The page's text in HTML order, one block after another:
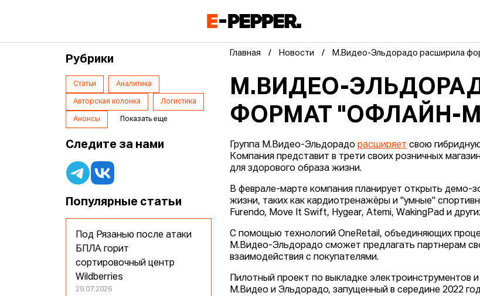
Главная Новости М.Видео-Эльдорадо расширила
М.ВИДЕО-
ФОРМАТ "ОФЛАЙН-
Группа М.Видео-Эльдорадорасширяет свою
Компания представит в трети своих розничных
для здорового образа жизни.
В феврале-марте компания планирует открыть демо-
жизни, таких как кардиотренажёры и "умные"
Furendo, Move It Swift, Hygear, Atemi, WakingPad и
С помощью технологий OneRetail, объединяющих
М.Видео-Эльдорадо сможет предлагать партнерам
взаимодействия с покупателями.
Пилотный проект по выкладке электроинструментов
М.Видео и Эльдорадо, запущенный в середине 2022
Рубрики
Статьи Аналитика
Авторская колонка Логистика
Анонсы Показать еще
Следите за нами
Популярные статьи
Под Рязанью после атаки
БПЛА горит
сортировочный центр
Wildberries
29.07.2026